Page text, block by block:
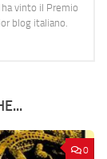
vinto il Premio
blog italiano.
0